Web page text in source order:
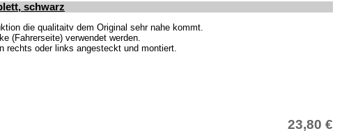
schwarz
die qualitaitv dem Original sehr nahe kommt.
(Fahrerseite) verwendet werden.
rechts oder links angesteckt und montiert.
23,80 €